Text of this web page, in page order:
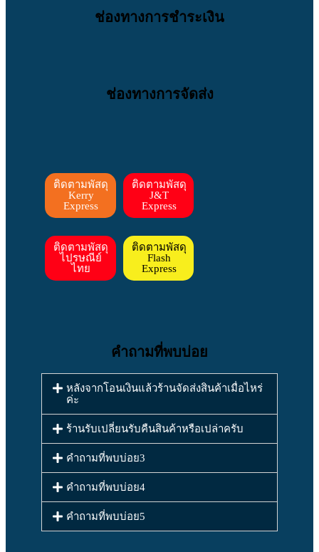
ช่องทางการชำระเงิน
ช่องทางการจัดส่ง
ติดตามพัสดุ
Kerry
Express
ติดตามพัสดุ
J&T
Express
ติดตามพัสดุ
ไปรษณีย์
ไทย
ติดตามพัสดุ
Flash
Express
คำถามที่พบบ่อย
หลังจากโอนเงินแล้วร้านจัดส่งสินค้าเมื่อไหร่
ค่ะ
ร้านรับเปลี่ยนรับคืนสินค้าหรือเปล่าครับ
คำถามที่พบบ่อย3
คำถามที่พบบ่อย4
คำถามที่พบบ่อย5